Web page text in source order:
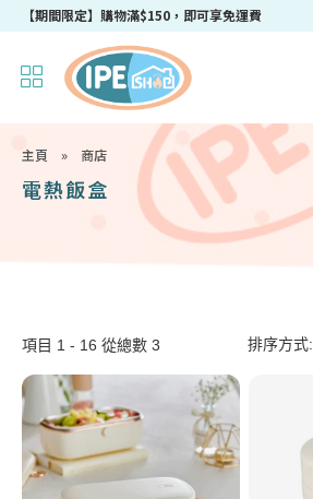
【期間限定】購物滿$150，即可享免運費
主頁 » 商店
電熱飯盒
項目 1 - 16 從總數 3 排序方式: